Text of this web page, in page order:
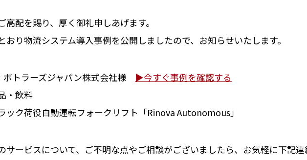
高配を賜り、厚く御礼申しあげます。
おり物流システム導入事例を公開しましたので、お知らせいたします。
ボトラーズジャパン株式会社様 ▶今すぐ事例を確認する
・飲料
ック荷役自動運転フォークリフト「Rinova Autonomous」
サービスについて、ご不明な点やご相談がございましたら、お気軽に下記連